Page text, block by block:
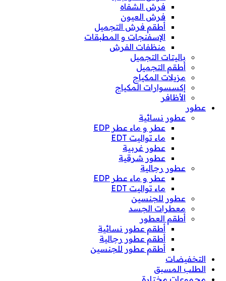
فرش الشفاه
فرش العيون
أطقم فرش التجميل
الإسفنجات و المطبقات
منظفات الفرش
باليتات التجميل
أطقم التجميل
مزيلات المكياج
إكسسوارات المكياج
الأظافر
عطور
عطور نسائية
عطر و ماء عطر EDP
ماء تواليت EDT
عطور غربية
عطور شرقية
عطور رجالية
عطر و ماء عطر EDP
ماء تواليت EDT
عطور للجنسين
معطرات الجسد
أطقم العطور
أطقم عطور نسائية
أطقم عطور رجالية
أطقم عطور للجنسين
التخفيضات
الطلب المسبق